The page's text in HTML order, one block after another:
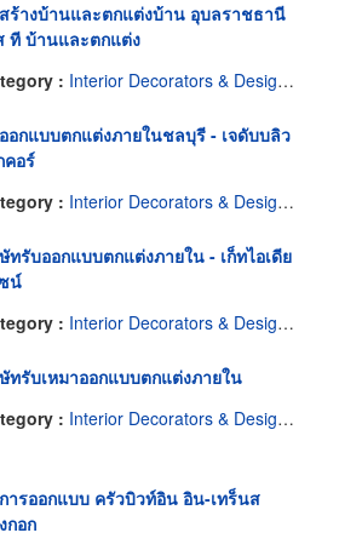
ร้างบ้านและตกแต่งบ้าน อุบลราชธานี
ที บ้านและตกแต่ง
: Interior Decorators & Designers
อกแบบตกแต่งภายในชลบุรี - เจดับบลิว
คอร์
: Interior Decorators & Designers
ทรับออกแบบตกแต่งภายใน - เก็ทไอเดีย
น์
: Interior Decorators & Designers
ทรับเหมาออกแบบตกแต่งภายใน
: Interior Decorators & Designers
ารออกแบบ ครัวบิวท์อิน อิน-เทร็นส
กอก